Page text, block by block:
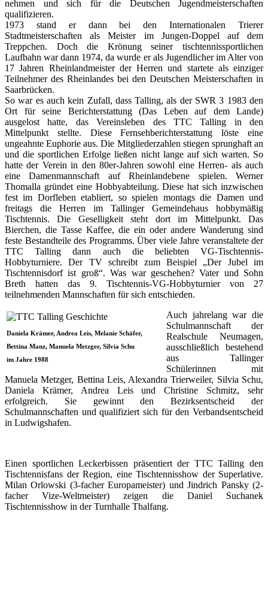
nehmen und sich für die Deutschen Jugendmeisterschaften
qualifizieren.
1973 stand er dann bei den Internationalen Trierer
Stadtmeisterschaften als Meister im Jungen-Doppel auf dem
Treppchen. Doch die Krönung seiner tischtennissportlichen
Laufbahn war dann 1974, da wurde er als Jugendlicher im Alter von
17 Jahren Rheinlandmeister der Herren und startete als einziger
Teilnehmer des Rheinlandes bei den Deutschen Meisterschaften in
Saarbrücken.
So war es auch kein Zufall, dass Talling, als der SWR 3 1983 den
Ort für seine Berichterstattung (Das Leben auf dem Lande)
ausgelost hatte, das Vereinsleben des TTC Talling in den
Mittelpunkt stellte. Diese Fernsehberichterstattung löste eine
ungeahnte Euphorie aus. Die Mitgliederzahlen stiegen sprunghaft an
und die sportlichen Erfolge ließen nicht lange auf sich warten. So
hatte der Verein in den 80er-Jahren sowohl eine Herren- als auch
eine Damenmannschaft auf Rheinlandebene spielen. Werner
Thomalla gründet eine Hobbyabteilung. Diese hat sich inzwischen
fest im Dorfleben etabliert, so spielen montags die Damen und
freitags die Herren im Tallinger Gemeindehaus hobbymäßig
Tischtennis. Die Geselligkeit steht dort im Mittelpunkt. Das
Bierchen, die Tasse Kaffee, die ein oder andere Wanderung sind
feste Bestandteile des Programms. Über viele Jahre veranstaltete der
TTC Talling dann auch die beliebten VG-Tischtennis-
Hobbyturniere. Der TV schreibt zum Beispiel „Der Jubel im
Tischtennisdorf ist groß“. Was war geschehen? Vater und Sohn
Breth hatten das 9. Tischtennis-VG-Hobbyturnier von 27
teilnehmenden Mannschaften für sich entschieden.
Daniela Krämer, Andrea Leis, Melanie Schäfer,
Bettina Manz, Manuela Metzger, Silvia Schu
im Jahre 1988
Auch jahrelang war die
Schulmannschaft der
Realschule Neumagen,
ausschließlich bestehend
aus Tallinger
Schülerinnen mit
Manuela Metzger, Bettina Leis, Alexandra Trierweiler, Silvia Schu,
Daniela Krämer, Andrea Leis und Christine Schmitz, sehr
erfolgreich. Sie gewinnt den Bezirksentscheid der
Schulmannschaften und qualifiziert sich für den Verbandsentscheid
in Ludwigshafen.
Einen sportlichen Leckerbissen präsentiert der TTC Talling den
Tischtennisfans der Region, eine Tischtennisshow der Superlative.
Milan Orlowski (3-facher Europameister) und Jindrich Pansky (2-
facher Vize-Weltmeister) zeigen die Daniel Suchanek
Tischtennisshow in der Turnhalle Thalfang.